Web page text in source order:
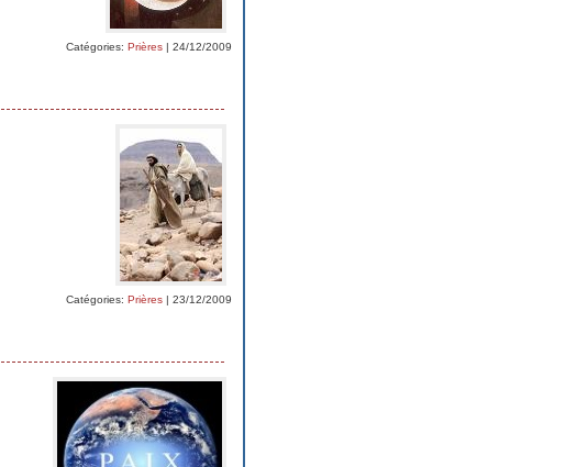
Catégories: Prières| 24/12/2009
Catégories: Prières| 23/12/2009